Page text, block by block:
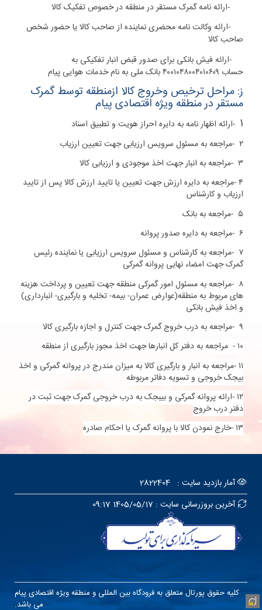
-ارائه نامه گمرک مستقر در منطقه در خصوص تفکیک کالا
-ارائه وکالت نامه محضری نماینده از صاحب کالا یا حضور شخص
صاحب کالا
-ارائه فیش بانکی برای صدور قبض انبار تفکیکی به
حساب ۴۰۰۱۰۴۸۰۰۴۰۱۰۶۰۹بانک ملی به نام خدمات هوایی پیام
ز: مراحل ترخیص وخروج کالا ازمنطقه توسط گمرک
مستقر در منطقه ویژه اقتصادی پیام
۱ -ارائه اظهار نامه به دایره احراز هویت و تطبیق اسناد
۲ -مراجعه به مسئول سرویس ارزیابی جهت تعیین ارزیاب
۳ -مراجعه به انبار جهت اخذ موجودی و ارزیابی کالا
۴-مراجعه به دایره ارزش جهت تعیین یا تایید ارزش کالا پس از تایید
ارزیاب و کارشناس
۵ -مراجعه به بانک
۶ -مراجعه به دایره صدور پروانه
۷ -مراجعه به کارشناس و مسئول سرویس ارزیابی یا نماینده رئیس
گمرک جهت امضاء نهایی پروانه گمرکی
۸ -مراجعه به مسئول امور گمرکی منطقه جهت تعیین و پرداخت هزینه
های مربوط به منطقه(عوارض عمران- بیمه- تخلیه و بارگیری- انبارداری)
و اخذ فیش بانکی
۹ -مراجعه به درب خروج گمرک جهت کنترل و اجازه بارگیری کالا
۱۰- مراجعه به دفتر کل انبارها جهت اخذ مجوز بارگیری از منطقه
۱۱-مراجعه به انبار و بارگیری کالا به میزان مندرج در پروانه گمرکی و اخذ
بیجک خروجی و تسویه دفاتر مربوطه
۱۲-ارائه پروانه گمرکی و بیبجک به درب خروجی گمرک جهت ثبت در
دفتر درب خروج
۱۳-خارج نمودن کالا با پروانه گمرک یا احکام صادره
آمار بازدید سایت : 2822404
آخرین بروزرسانی سایت : 1405/05/17 09:17
کلیه حقوق پورتال متعلق به فرودگاه بین المللی و منطقه ویژه اقتصادی پیام
می باشد.